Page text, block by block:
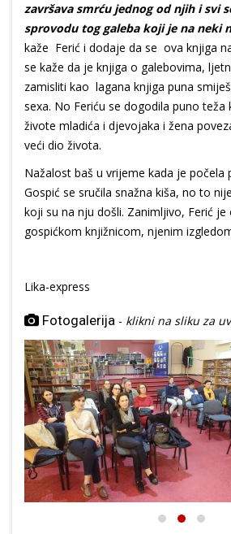
završava smrću jednog od njih i svi
sprovodu tog galeba koji je na neki
kaže Ferić i dodaje da se ova knjiga
se kaže da je knjiga o galebovima,
zamisliti kao lagana knjiga puna
sexa. No Feriću se dogodila puno teža
živote mladića i djevojaka i žena
veći dio života.
Nažalost baš u vrijeme kada je počela
Gospić se sručila snažna kiša, no to
koji su na nju došli. Zanimljivo, Ferić je
gospićkom knjižnicom, njenim
Lika-express
Fotogalerija - klikni na sliku za